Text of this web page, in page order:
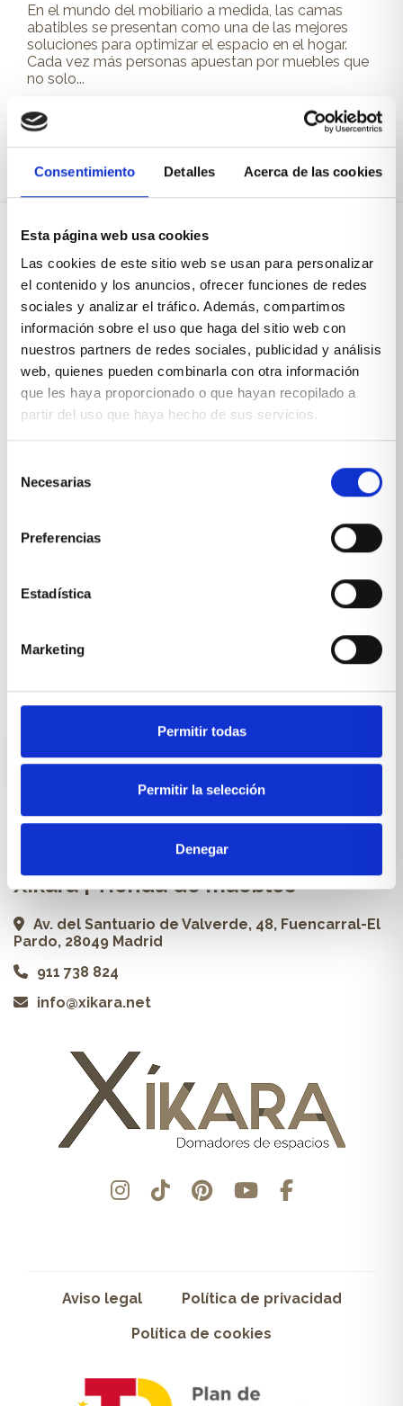
Consentimiento Detalles Acerca de las cookies
Esta página web usa cookies
Las cookies de este sitio web se usan para personalizar
el contenido y los anuncios, ofrecer funciones de redes
sociales y analizar el tráfico. Además, compartimos
información sobre el uso que haga del sitio web con
nuestros partners de redes sociales, publicidad y análisis
web, quienes pueden combinarla con otra información
que les haya proporcionado o que hayan recopilado a
partir del uso que haya hecho de sus servicios.
Necesarias
Preferencias
Estadística
Marketing
Permitir todas
Permitir la selección
Denegar
En el mundo del mobiliario a medida, las camas
abatibles se presentan como una de las mejores
soluciones para optimizar el espacio en el hogar.
Cada vez más personas apuestan por muebles que
no solo...
Leer más
Sobre Xíkara
Inicio
Blog
Reseñas Google
Carpintería a medida
Profesionales
ES
Contacto
Xikara | Tienda de muebles
Av. del Santuario de Valverde, 48, Fuencarral-El
Pardo, 28049 Madrid
911 738 824
info@xikara.net
Aviso legal Política de privacidad
Política de cookies